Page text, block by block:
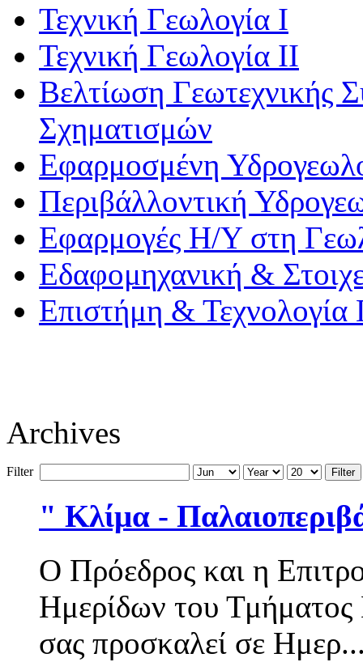
Τεχνική Γεωλογία Ι
Τεχνική Γεωλογία ΙΙ
Βελτίωση Γεωτεχνικής
Σχηματισμών
Εφαρμοσμένη
Περιβάλλοντική
Εφαρμογές Η/Υ στη
Εδαφομηχανική &
Επιστήμη &
Archives
Filter Filter
" Κλίμα -
Ο Πρόεδρος και η
Ημερίδων του
σας προσκαλεί σε